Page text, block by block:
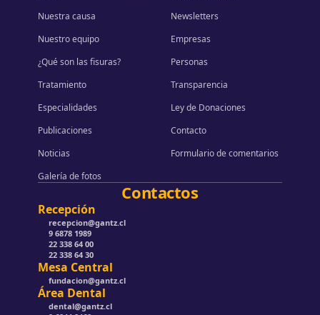
Nuestra causa
Nuestro equipo
¿Qué son las fisuras?
Tratamiento
Especialidades
Publicaciones
Noticias
Galería de fotos
Newsletters
Empresas
Personas
Transparencia
Ley de Donaciones
Contacto
Formulario de comentarios
Contactos
Recepción
recepcion@gantz.cl
9 6878 1989
22 338 64 00
22 338 64 30
Mesa Central
fundacion@gantz.cl
Área Dental
dental@gantz.cl